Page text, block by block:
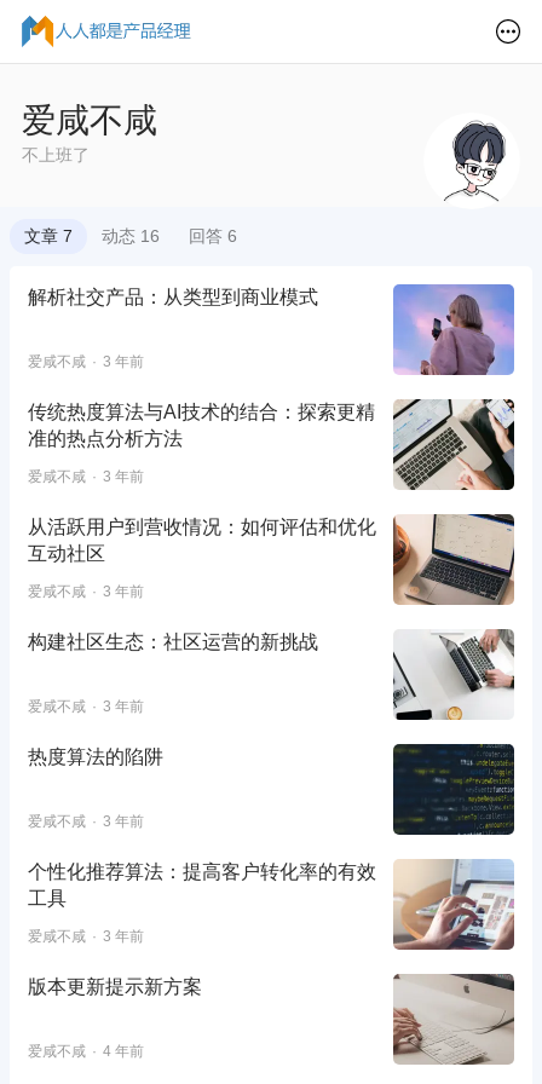
爱咸不咸
不上班了
文章 7 动态 16 回答 6
解析社交产品：从类型到商业模式
爱咸不咸 3 年前
传统热度算法与AI技术的结合：探索更精
准的热点分析方法
爱咸不咸 3 年前
从活跃用户到营收情况：如何评估和优化
互动社区
爱咸不咸 3 年前
构建社区生态：社区运营的新挑战
爱咸不咸 3 年前
热度算法的陷阱
爱咸不咸 3 年前
个性化推荐算法：提高客户转化率的有效
工具
爱咸不咸 3 年前
版本更新提示新方案
爱咸不咸 4 年前